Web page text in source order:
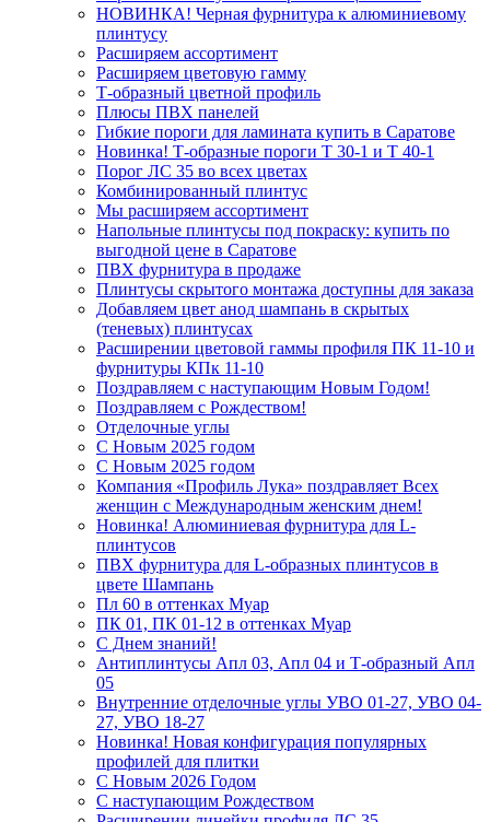
НОВИНКА! Черная фурнитура к алюминиевому
плинтусу
Расширяем ассортимент
Расширяем цветовую гамму
Т-образный цветной профиль
Плюсы ПВХ панелей
Гибкие пороги для ламината купить в Саратове
Новинка! Т-образные пороги Т 30-1 и Т 40-1
Порог ЛС 35 во всех цветах
Комбинированный плинтус
Мы расширяем ассортимент
Напольные плинтусы под покраску: купить по
выгодной цене в Саратове
ПВХ фурнитура в продаже
Плинтусы скрытого монтажа доступны для заказа
Добавляем цвет анод шампань в скрытых
(теневых) плинтусах
Расширении цветовой гаммы профиля ПК 11-10 и
фурнитуры КПк 11-10
Поздравляем с наступающим Новым Годом!
Поздравляем с Рождеством!
Отделочные углы
С Новым 2025 годом
С Новым 2025 годом
Компания «Профиль Лука» поздравляет Всех
женщин с Международным женским днем!
Новинка! Алюминиевая фурнитура для L-
плинтусов
ПВХ фурнитура для L-образных плинтусов в
цвете Шампань
Пл 60 в оттенках Муар
ПК 01, ПК 01-12 в оттенках Муар
С Днем знаний!
Антиплинтусы Апл 03, Апл 04 и Т-образный Апл
05
Внутренние отделочные углы УВО 01-27, УВО 04-
27, УВО 18-27
Новинка! Новая конфигурация популярных
профилей для плитки
С Новым 2026 Годом
С наступающим Рождеством